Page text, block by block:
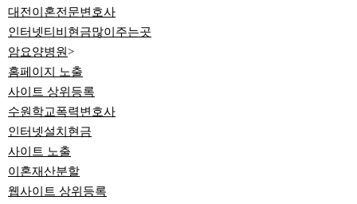
대전이혼전문변호사
인터넷티비현금많이주는곳
암요양병원>
홈페이지 노출
사이트 상위등록
수원학교폭력변호사
인터넷설치현금
사이트 노출
이혼재산분할
웹사이트 상위등록